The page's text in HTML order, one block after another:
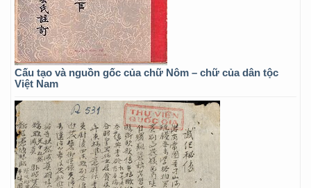
Cấu tạo và nguồn gốc của chữ Nôm – chữ của dân tộc
Việt Nam